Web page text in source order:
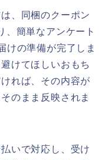
、同梱のクーポン
、簡単なアンケート
けの準備が完了しま
けてほしいおもち
れば、その内容が
のまま反映されま
いで対応し、受け